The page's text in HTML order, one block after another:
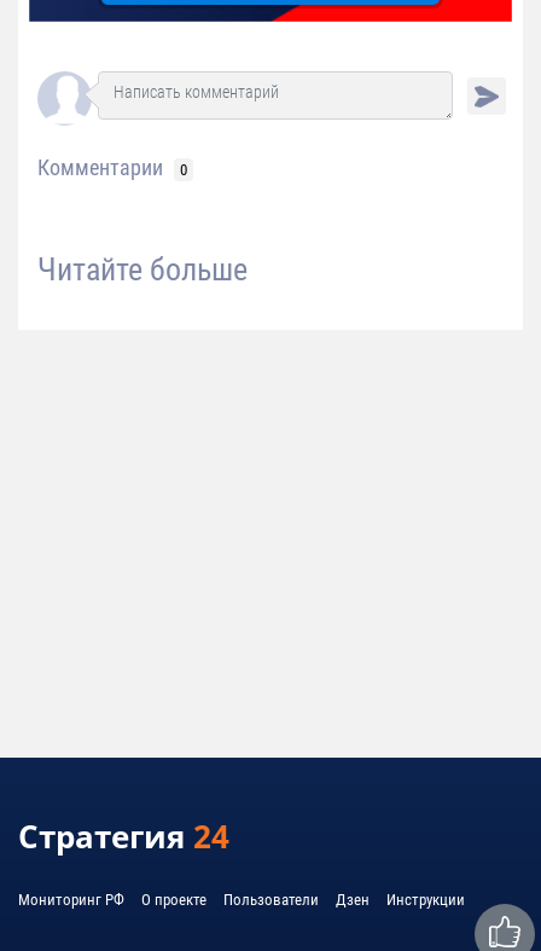
Комментарии 0
Читайте больше
Стратегия 24
Мониторинг РФ О проекте Пользователи Дзен Инструкции